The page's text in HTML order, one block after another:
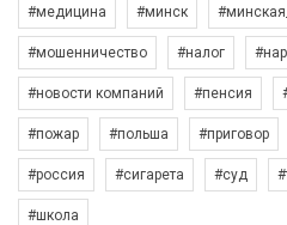
#медицина #минск
#мошенничество #налог
#новости компаний #пенсия
#пожар #польша #приговор
#россия #сигарета #суд
#школа